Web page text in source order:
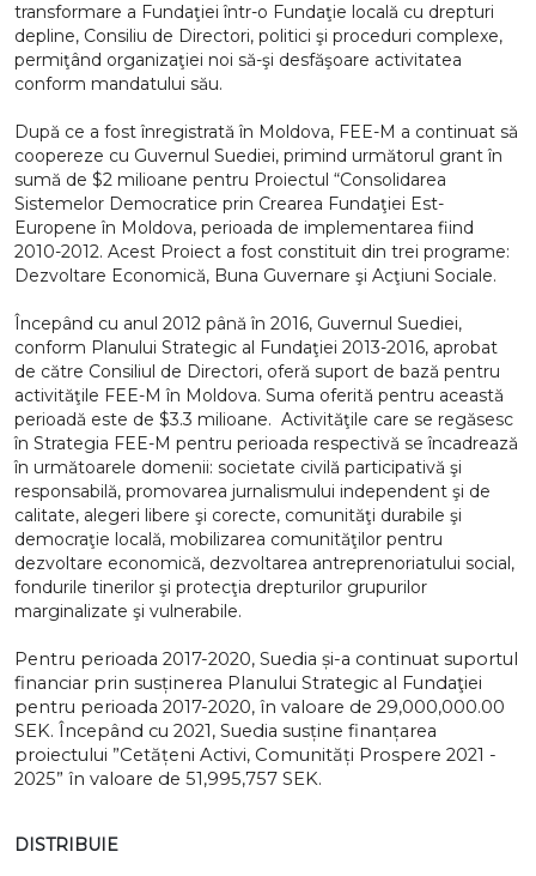
transformare a Fundaţiei într-o Fundaţie locală cu drepturi
depline, Consiliu de Directori, politici şi proceduri complexe,
permiţând organizaţiei noi să-şi desfăşoare activitatea
conform mandatului său.
După ce a fost înregistrată în Moldova, FEE-M a continuat să
coopereze cu Guvernul Suediei, primind următorul grant în
sumă de $2 milioane pentru Proiectul “Consolidarea
Sistemelor Democratice prin Crearea Fundaţiei Est-
Europene în Moldova, perioada de implementarea fiind
2010-2012. Acest Proiect a fost constituit din trei programe:
Dezvoltare Economică, Buna Guvernare şi Acţiuni Sociale.
Începând cu anul 2012 până în 2016, Guvernul Suediei,
conform Planului Strategic al Fundaţiei 2013-2016, aprobat
de către Consiliul de Directori, oferă suport de bază pentru
activităţile FEE-M în Moldova. Suma oferită pentru această
perioadă este de $3.3 milioane. Activităţile care se regăsesc
în Strategia FEE-M pentru perioada respectivă se încadrează
în următoarele domenii: societate civilă participativă şi
responsabilă, promovarea jurnalismului independent şi de
calitate, alegeri libere şi corecte, comunităţi durabile şi
democraţie locală, mobilizarea comunităţilor pentru
dezvoltare economică, dezvoltarea antreprenoriatului social,
fondurile tinerilor şi protecţia drepturilor grupurilor
marginalizate şi vulnerabile.
Pentru perioada 2017-2020, Suedia și-a continuat suportul
financiar prin susținerea Planului Strategic al Fundaţiei
pentru perioada 2017-2020, în valoare de 29,000,000.00
SEK. Începând cu 2021, Suedia susține finanțarea
proiectului ”Cetățeni Activi, Comunități Prospere 2021 -
2025” în valoare de 51,995,757 SEK.
DISTRIBUIE